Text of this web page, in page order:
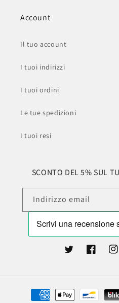
Account
Il tuo account
I tuoi indirizzi
I tuoi ordini
Le tue spedizioni
I tuoi resi
SCONTO DEL 5% SUL
Indirizzo email
TwitterFacebook
Metodi